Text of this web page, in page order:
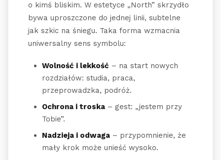
o kimś bliskim. W estetyce „North” skrzydło
bywa uproszczone do jednej linii, subtelne
jak szkic na śniegu. Taka forma wzmacnia
uniwersalny sens symbolu:
Wolność i lekkość – na start nowych
rozdziałów: studia, praca,
przeprowadzka, podróż.
Ochrona i troska – gest: „jestem przy
Tobie”.
Nadzieja i odwaga – przypomnienie, że
mały krok może unieść wysoko.